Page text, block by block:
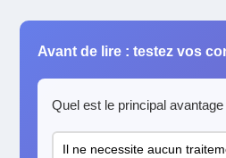
Avant de lire : testez vos
Quel est le principal
Il ne necessite aucun